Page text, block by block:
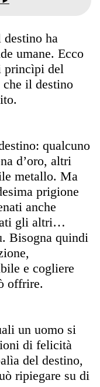
ha
umane. Ecco
princìpi del
che il destino
qualcuno
d’oro, altri
metallo. Ma
prigione
anche
gli altri…
Bisogna quindi
e cogliere
offrire.
un uomo si
di felicità
del destino,
ripiegare su di